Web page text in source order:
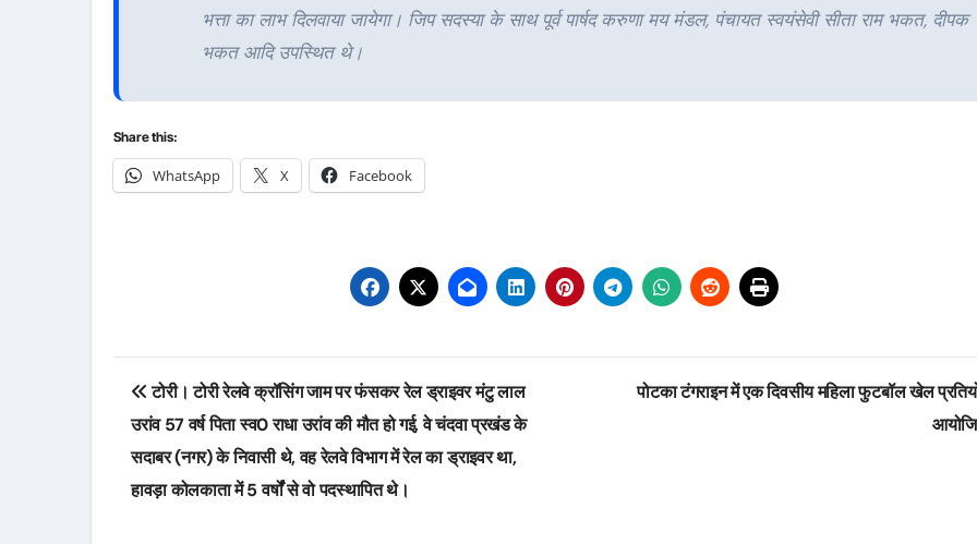
भत्ता का लाभ दिलवाया जायेगा। जिप सदस्या के साथ पूर्व पार्षद करुणा मय मंडल, पंचायत स्वयंसेवी सीता राम भकत, दीपक
भकत आदि उपस्थित थे।
Share this:
WhatsApp X Facebook
Post
navigation
टोरी। टोरी रेलवे क्रॉसिंग जाम पर फंसकर रेल ड्राइवर मंटु लाल
उरांव 57 वर्ष पिता स्व0 राधा उरांव की मौत हो गई, वे चंदवा प्रखंड के
सदाबर (नगर) के निवासी थे, वह रेलवे विभाग में रेल का ड्राइवर था,
हावड़ा कोलकाता में 5 वर्षोंं से वो पदस्थापित थे।
पोटका टंगराइन में एक दिवसीय महिला फुटबॉल खेल